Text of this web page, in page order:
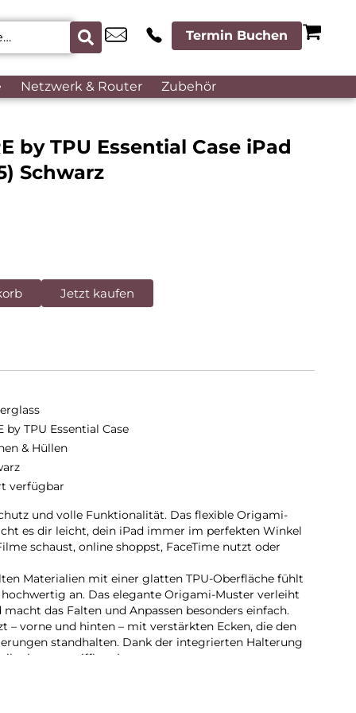
Termin Buchen
Netzwerk & Router Zubehör
by TPU Essential Case iPad
Schwarz
Jetzt kaufen
by TPU Essential Case
& Hüllen
verfügbar
und volle Funktionalität. Das flexible Origami-
es dir leicht, dein iPad immer im perfekten Winkel
schaust, online shoppst, FaceTime nutzt oder
Materialien mit einer glatten TPU-Oberfläche fühlt
an. Das elegante Origami-Muster verleiht
das Falten und Anpassen besonders einfach.
– vorne und hinten – mit verstärkten Ecken, die den
standhalten. Dank der integrierten Halterung
ihn immer griffbereit.